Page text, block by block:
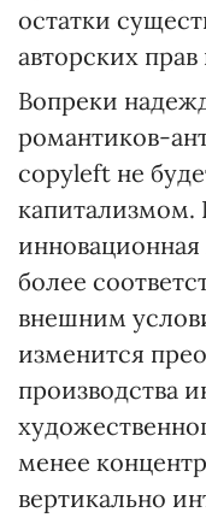
остатки
авторских
Вопреки
романтиков-
copyleft не
капитализмом.
более
внешним
изменится
производства
менее
вертикально